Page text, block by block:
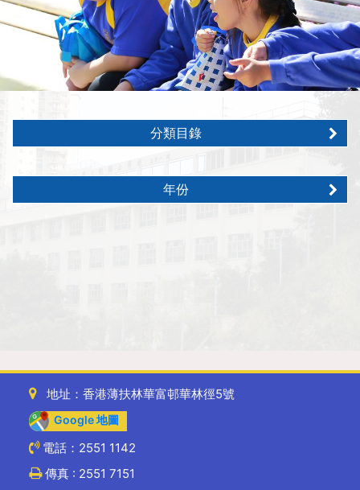
分類目錄
年份
地址：香港薄扶林華富邨華林徑5號
Google 地圖
電話：2551 1142
傳真 : 2551 7151